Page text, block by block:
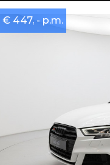
€ 447, - p.m.